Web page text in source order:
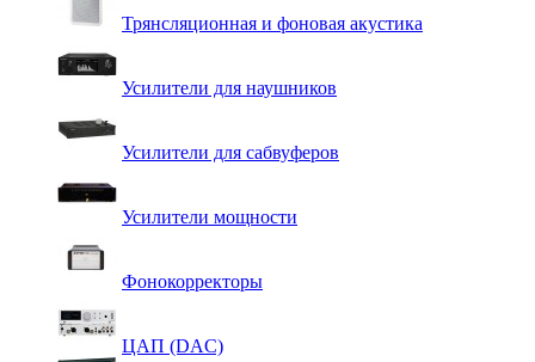
Трянсляционная и фоновая акустика
Усилители для наушников
Усилители для сабвуферов
Усилители мощности
Фонокорректоры
ЦАП (DAC)